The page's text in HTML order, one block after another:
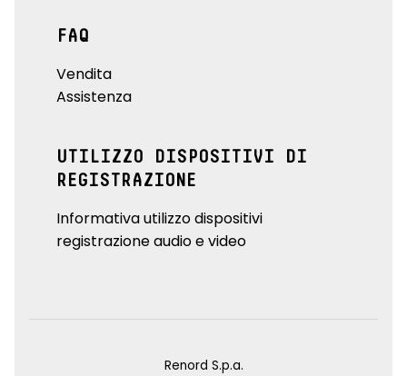
FAQ
Vendita
Assistenza
UTILIZZO DISPOSITIVI DI
REGISTRAZIONE
Informativa utilizzo dispositivi
registrazione audio e video
Renord S.p.a.